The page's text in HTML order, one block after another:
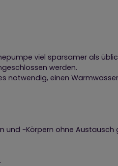
viel sparsamer als
werden.
notwendig, einen
und -Körpern ohne Austausch